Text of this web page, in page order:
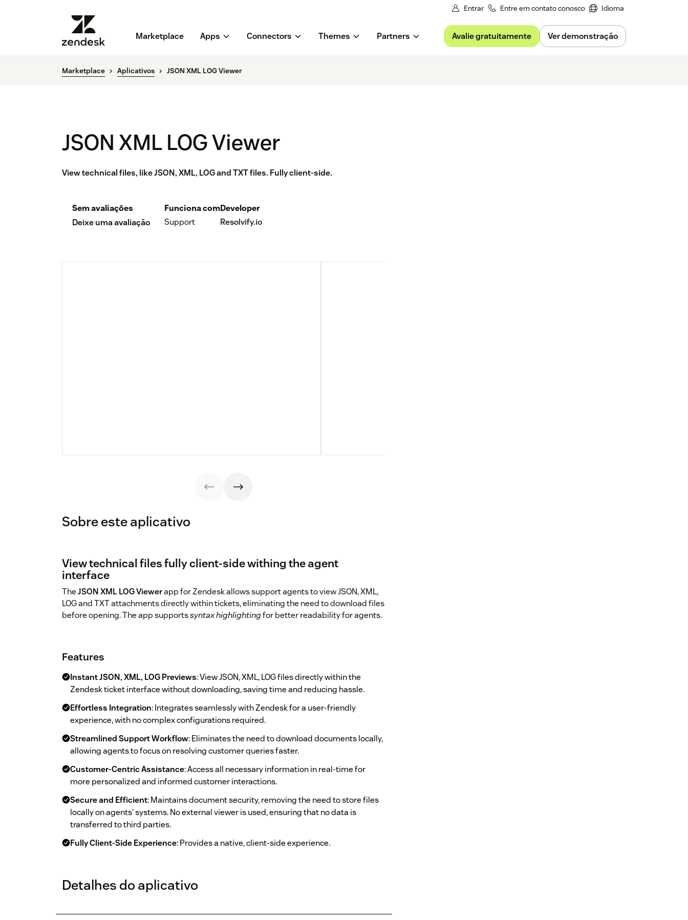
Entrar Entre em contato conosco Idioma
Marketplace Apps Connectors Themes Partners Avalie gratuitamente Ver demonstração
Marketplace Aplicativos JSON XML LOG Viewer
JSON XML LOG Viewer
View technical files, like JSON, XML, LOG and TXT files. Fully client-side.
Sem avaliações
Deixe uma avaliação
Funciona com
Support
Developer
Resolvify.io
Sobre este aplicativo
View technical files fully client-side withing the agent
interface
TheJSON XML LOG Viewerapp for Zendesk allows support agents to view JSON, XML,
LOG and TXT attachments directly within tickets, eliminating the need to download files
before opening. The app supportssyntax highlightingfor better readability for agents.
Features
Instant JSON, XML, LOG Previews: View JSON, XML, LOG files directly within the
Zendesk ticket interface without downloading, saving time and reducing hassle.
Effortless Integration: Integrates seamlessly with Zendesk for a user-friendly
experience, with no complex configurations required.
Streamlined Support Workflow: Eliminates the need to download documents locally,
allowing agents to focus on resolving customer queries faster.
Customer-Centric Assistance: Access all necessary information in real-time for
more personalized and informed customer interactions.
Secure and Efficient: Maintains document security, removing the need to store files
locally on agents' systems. No external viewer is used, ensuring that no data is
transferred to third parties.
Fully Client-Side Experience: Provides a native, client-side experience.
Detalhes do aplicativo